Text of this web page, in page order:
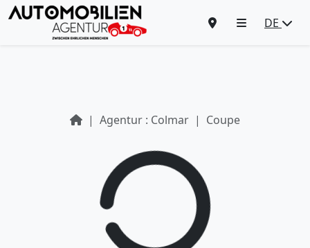
DE
Agentur : Colmar Coupe